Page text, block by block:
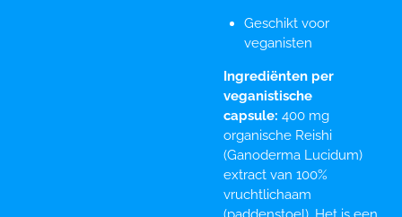
Geschikt voor
veganisten
Ingrediënten per
veganistische
capsule: 400 mg
organische Reishi
(Ganoderma Lucidum)
extract van 100%
vruchtlichaam